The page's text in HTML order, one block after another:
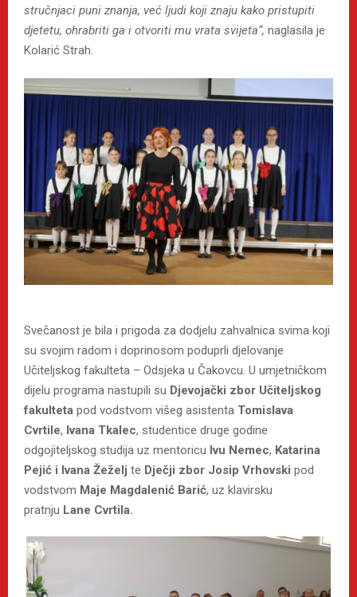
stručnjaci puni znanja, već ljudi koji znaju kako pristupiti
djetetu, ohrabriti ga i otvoriti mu vrata svijeta“, naglasila je
Kolarić Strah.
Svečanost je bila i prigoda za dodjelu zahvalnica svima koji
su svojim radom i doprinosom poduprli djelovanje
Učiteljskog fakulteta – Odsjeka u Čakovcu. U umjetničkom
dijelu programa nastupili su Djevojački zbor Učiteljskog
fakulteta pod vodstvom višeg asistenta Tomislava
Cvrtile, Ivana Tkalec, studentice druge godine
odgojiteljskog studija uz mentoricu Ivu Nemec, Katarina
Pejić i Ivana Žeželj te Dječji zbor Josip Vrhovski pod
vodstvom Maje Magdalenić Barić, uz klavirsku
pratnju Lane Cvrtila.